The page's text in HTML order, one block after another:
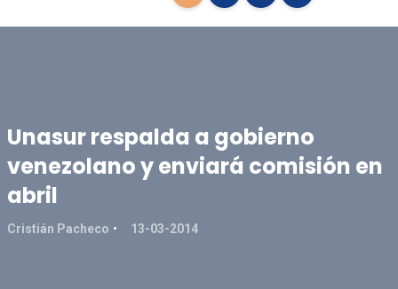
Unasur respalda a gobierno
venezolano y enviará comisión en
abril
Cristián Pacheco 13-03-2014